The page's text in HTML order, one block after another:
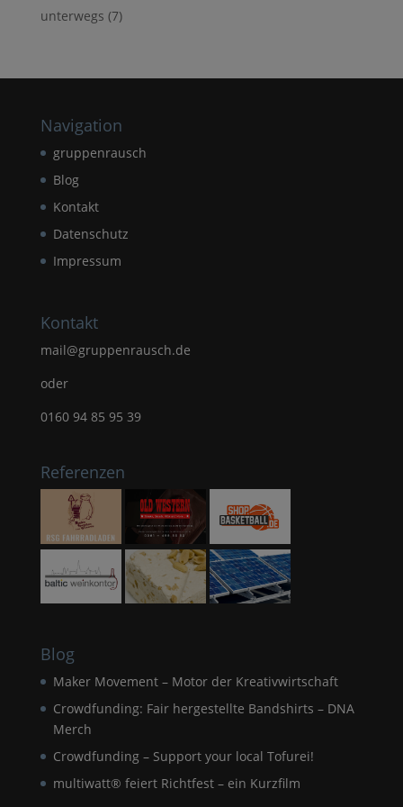
unterwegs (7)
Navigation
gruppenrausch
Blog
Kontakt
Datenschutz
Impressum
Kontakt
mail@gruppenrausch.de
oder
0160 94 85 95 39
Referenzen
Blog
Maker Movement – Motor der Kreativwirtschaft
Crowdfunding: Fair hergestellte Bandshirts – DNA
Merch
Crowdfunding – Support your local Tofurei!
multiwatt® feiert Richtfest – ein Kurzfilm